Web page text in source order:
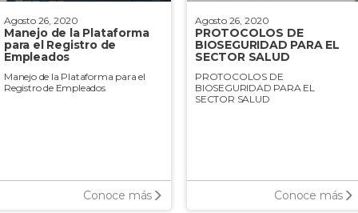
Agosto 26, 2020
Manejo de la Plataforma
para el Registro de
Empleados
Manejo de la Plataforma para el
Registro de Empleados
Conoce más
Agosto 26, 2020
PROTOCOLOS DE
BIOSEGURIDAD PARA EL
SECTOR SALUD
PROTOCOLOS DE
BIOSEGURIDAD PARA EL
SECTOR SALUD
Conoce más